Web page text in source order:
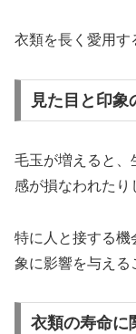
衣類を長く愛用す
見た目と印象
毛玉が増えると、
感が損なわれたり
特に人と接する機
象に影響を与える
衣類の寿命に